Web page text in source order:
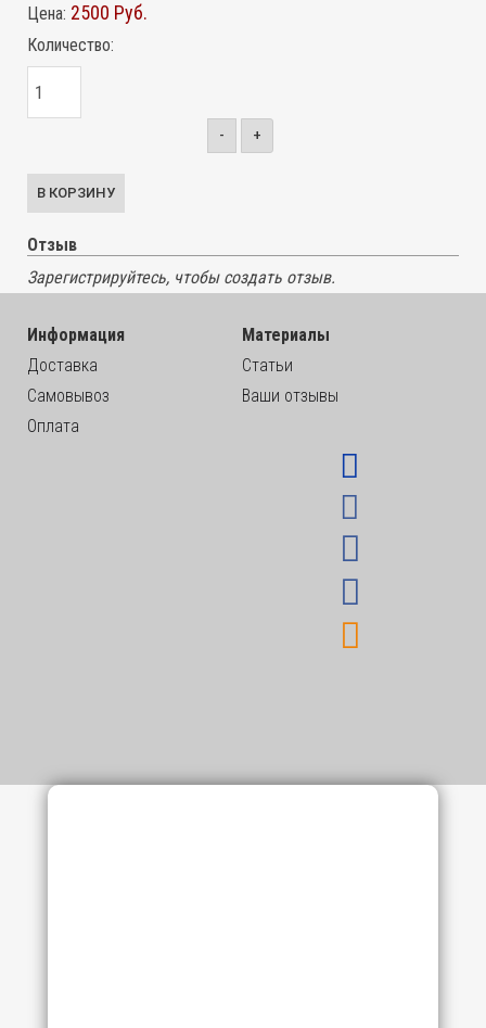
Цена: 2500 Руб.
Количество:
- +
Отзыв
Зарегистрируйтесь, чтобы создать отзыв.
Информация
Доставка
Самовывоз
Оплата
Материалы
Статьи
Ваши отзывы